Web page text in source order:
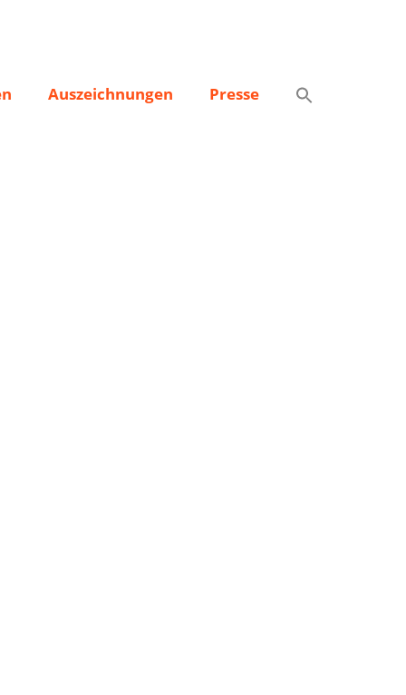
Auszeichnungen Presse